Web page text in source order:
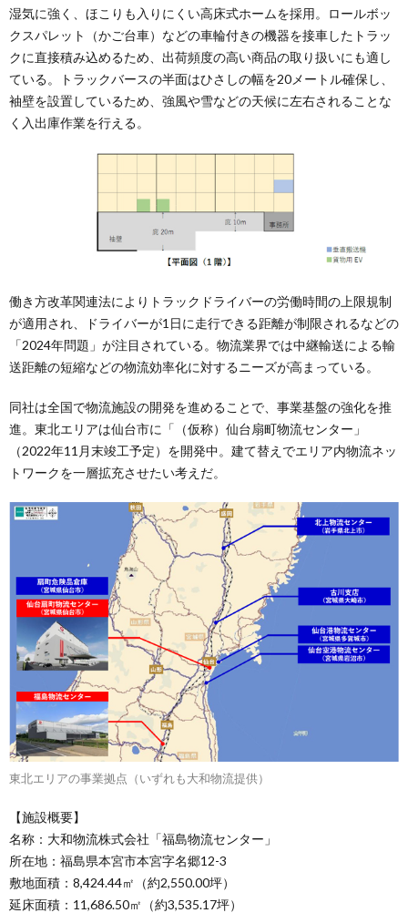
湿気に強く、ほこりも入りにくい高床式ホームを採用。ロールボッ
クスパレット（かご台車）などの車輪付きの機器を接車したトラッ
クに直接積み込めるため、出荷頻度の高い商品の取り扱いにも適し
ている。トラックバースの半面はひさしの幅を20メートル確保し、
袖壁を設置しているため、強風や雪などの天候に左右されることな
く入出庫作業を行える。
働き方改革関連法によりトラックドライバーの労働時間の上限規制
が適用され、ドライバーが1日に走行できる距離が制限されるなどの
「2024年問題」が注目されている。物流業界では中継輸送による輸
送距離の短縮などの物流効率化に対するニーズが高まっている。
同社は全国で物流施設の開発を進めることで、事業基盤の強化を推
進。東北エリアは仙台市に「（仮称）仙台扇町物流センター」
（2022年11月末竣工予定）を開発中。建て替えでエリア内物流ネッ
トワークを一層拡充させたい考えだ。
東北エリアの事業拠点（いずれも大和物流提供）
【施設概要】
名称：大和物流株式会社「福島物流センター」
所在地：福島県本宮市本宮字名郷12-3
敷地面積：8,424.44㎡（約2,550.00坪）
延床面積：11,686.50㎡（約3,535.17坪）